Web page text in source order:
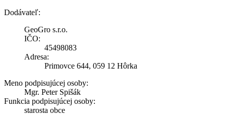
Dodávateľ:
GeoGro s.r.o.
IČO:
45498083
Adresa:
Primovce 644, 059 12 Hôrka
Meno podpisujúcej osoby:
Mgr. Peter Spišák
Funkcia podpisujúcej osoby:
starosta obce